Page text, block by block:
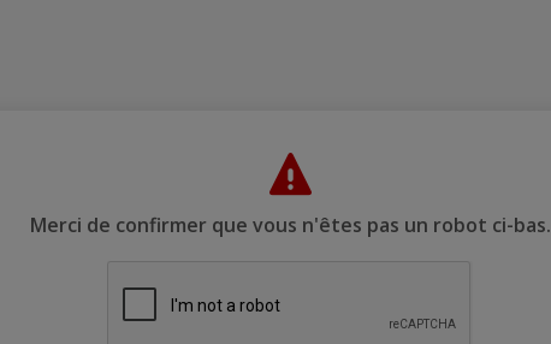
Merci de confirmer que vous n'êtes pas un robot ci-bas.